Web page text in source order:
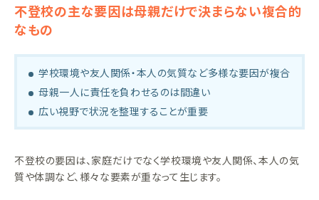
不登校の主な要因は母親だけで決まらない複合的
なもの
学校環境や友人関係・本人の気質など多様な要因が複合
母親一人に責任を負わせるのは間違い
広い視野で状況を整理することが重要
不登校の要因は、家庭だけでなく学校環境や友人関係、本人の気
質や体調など、様々な要素が重なって生じます。